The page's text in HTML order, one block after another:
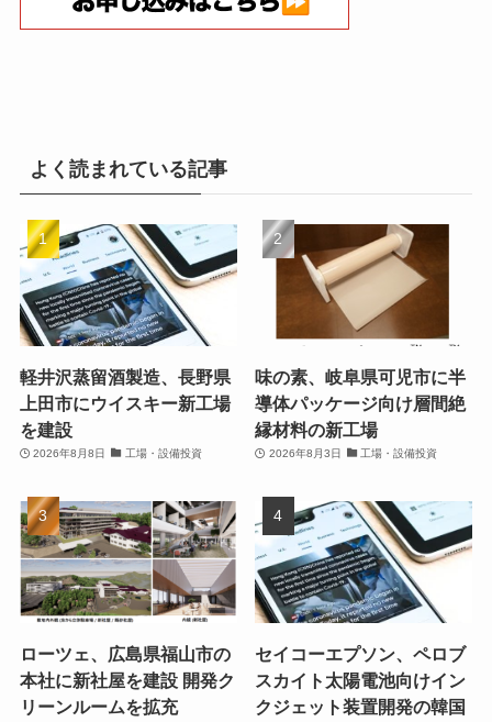
よく読まれている記事
軽井沢蒸留酒製造、長野県
上田市にウイスキー新工場
を建設
2026年8月8日 工場・設備投資
味の素、岐阜県可児市に半
導体パッケージ向け層間絶
縁材料の新工場
2026年8月3日 工場・設備投資
ローツェ、広島県福山市の
本社に新社屋を建設 開発ク
リーンルームを拡充
セイコーエプソン、ペロブ
スカイト太陽電池向けイン
クジェット装置開発の韓国